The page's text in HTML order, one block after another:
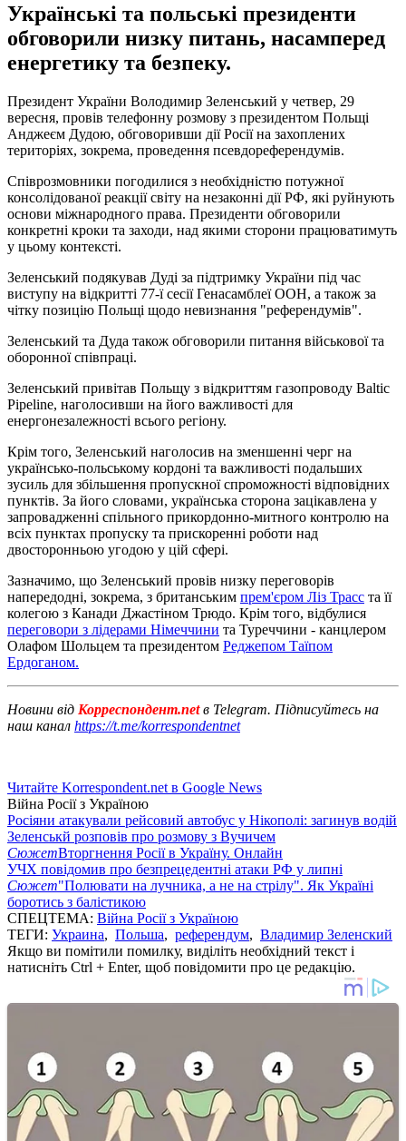
Українські та польські президенти
обговорили низку питань, насамперед
енергетику та безпеку.
Президент України Володимир Зеленський у четвер, 29
вересня, провів телефонну розмову з президентом Польщі
Анджеєм Дудою, обговоривши дії Росії на захоплених
територіях, зокрема, проведення псевдореферендумів.
Співрозмовники погодилися з необхідністю потужної
консолідованої реакції світу на незаконні дії РФ, які руйнують
основи міжнародного права. Президенти обговорили
конкретні кроки та заходи, над якими сторони працюватимуть
у цьому контексті.
Зеленський подякував Дуді за підтримку України під час
виступу на відкритті 77-ї сесії Генасамблеї ООН, а також за
чітку позицію Польщі щодо невизнання "референдумів".
Зеленський та Дуда також обговорили питання військової та
оборонної співпраці.
Зеленський привітав Польщу з відкриттям газопроводу Baltic
Pipeline, наголосивши на його важливості для
енергонезалежності всього регіону.
Крім того, Зеленський наголосив на зменшенні черг на
українсько-польському кордоні та важливості подальших
зусиль для збільшення пропускної спроможності відповідних
пунктів. За його словами, українська сторона зацікавлена ​​у
запровадженні спільного прикордонно-митного контролю на
всіх пунктах пропуску та прискоренні роботи над
двосторонньою угодою у цій сфері.
Зазначимо, що Зеленський провів низку переговорів
напередодні, зокрема, з британським прем'єром Ліз Трасс та її
колегою з Канади Джастіном Трюдо. Крім того, відбулися
переговори з лідерами Німеччини та Туреччини - канцлером
Олафом Шольцем та президентом Реджепом Таїпом
Ердоганом.
Новини від Корреспондент.netв Telegram. Підписуйтесь на
наш канал https://t.me/korrespondentnet
Читайте Korrespondent.net в Google News
Війна Росії з Україною
Росіяни атакували рейсовий автобус у Нікополі: загинув водій
Зеленськй розповів про розмову з Вучичем
СюжетВторгнення Росії в Україну. Онлайн
УЧХ повідомив про безпрецедентні атаки РФ у липні
Сюжет"Полювати на лучника, а не на стрілу". Як Україні
боротись з балістикою
СПЕЦТЕМА: Війна Росії з Україною
ТЕГИ: Украина, Польша, референдум, Владимир Зеленский
Якщо ви помітили помилку, виділіть необхідний текст і
натисніть Ctrl + Enter, щоб повідомити про це редакцію.